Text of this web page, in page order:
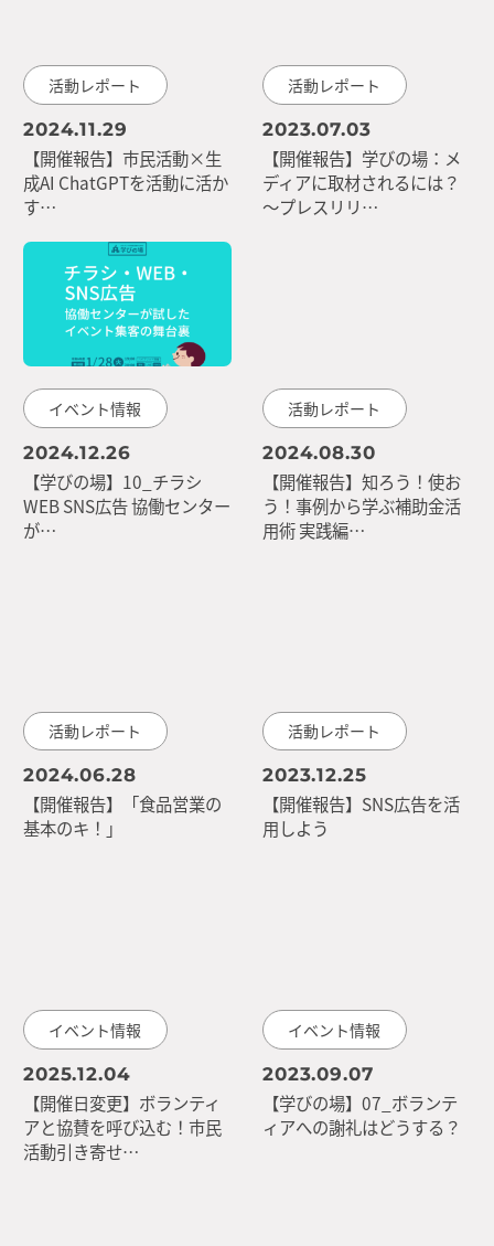
活動レポート
2024.11.29
【開催報告】市民活動×生
成AI ChatGPTを活動に活か
す…
活動レポート
2023.07.03
【開催報告】学びの場：メ
ディアに取材されるには？
～プレスリリ…
イベント情報
2024.12.26
【学びの場】10_チラシ
WEB SNS広告 協働センター
が…
活動レポート
2024.08.30
【開催報告】知ろう！使お
う！事例から学ぶ補助金活
用術 実践編…
活動レポート
2024.06.28
【開催報告】「食品営業の
基本のキ！」
活動レポート
2023.12.25
【開催報告】SNS広告を活
用しよう
イベント情報
2025.12.04
【開催日変更】ボランティ
アと協賛を呼び込む！市民
活動引き寄せ…
イベント情報
2023.09.07
【学びの場】07_ボランテ
ィアへの謝礼はどうする？